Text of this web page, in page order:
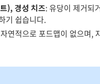
), 경성 치즈: 유당이 제거되
기 쉽습니다.
연적으로 포드맵이 없으며,